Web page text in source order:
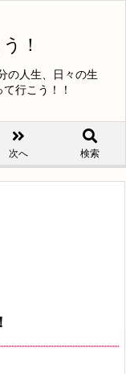
！
の人生、日々の生
行こう！！
次へ 検索